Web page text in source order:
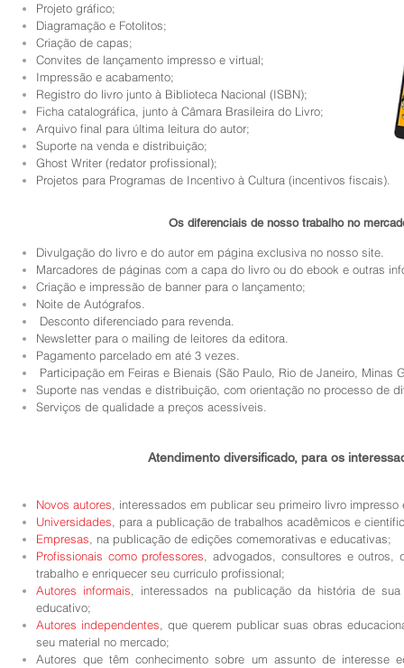
Projeto gráfico;
Diagramação e Fotolitos;
Criação de capas;
Convites de lançamento impresso e virtual;
Impressão e acabamento;
Registro do livro junto à Biblioteca Nacional (ISBN);
Ficha catalográfica, junto à Câmara Brasileira do Livro;
Arquivo final para última leitura do autor;
Suporte na venda e distribuição;
Ghost Writer (redator profissional);
Projetos para Programas de Incentivo à Cultura (incentivos fiscais).
Os diferenciais de nosso trabalho no
Divulgação do livro e do autor em página exclusiva no nosso site.
Marcadores de páginas com a capa do livro ou do ebook e outras
Criação e impressão de banner para o lançamento;
Noite de Autógrafos.
Desconto diferenciado para revenda.
Newsletter para o mailing de leitores da editora.
Pagamento parcelado em até 3 vezes.
Participação em Feiras e Bienais (São Paulo, Rio de Janeiro, Minas
Suporte nas vendas e distribuição, com orientação no processo de
Serviços de qualidade a preços acessíveis.
Atendimento diversificado, para os
Novos autores , interessados em publicar seu primeiro livro
Universidades , para a publicação de trabalhos acadêmicos e
Empresas , na publicação de edições comemorativas e educativas;
Profissionais como professores , advogados, consultores e
trabalho e enriquecer seu currículo profissional;
Autores informais , interessados na publicação da história de
educativo;
Autores independentes , que querem publicar suas obras
seu material no mercado;
Autores que têm conhecimento sobre um assunto de interesse